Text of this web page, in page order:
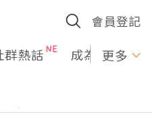
會員登記
群熱話 成為U更多